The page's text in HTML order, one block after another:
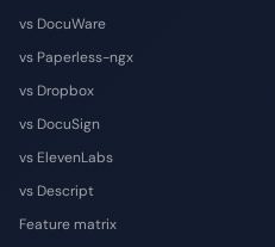
vs DocuWare
vs Paperless-ngx
vs Dropbox
vs DocuSign
vs ElevenLabs
vs Descript
Feature matrix